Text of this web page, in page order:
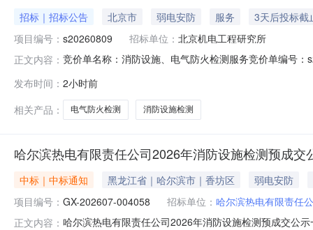
招标｜招标公告 北京市 弱电安防 服务
3天后投标截
项目编号： s20260809 招标单位： 北京机电工程研究所
正文内容： 竞价单名称：消防设施、电气防火检测服务竞价单编号
发布时间： 2小时前
相关产品：
电气防火检测 消防设施检测
哈尔滨热电有限责任公司2026年消防设施检测预成交
中标｜中标通知 黑龙江省｜哈尔滨市｜香坊区
弱电安防
项目编号： GX-202607-004058 招标单位： 哈尔滨热电有限责任
正文内容： 哈尔滨热电有限责任公司2026年消防设施检测预成交公